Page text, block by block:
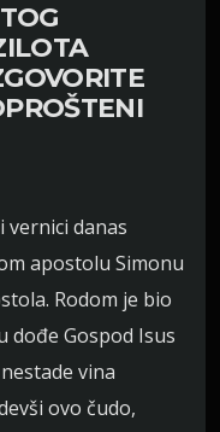
vernici danas
apostolu Simonu
Rodom je bio
dođe Gospod Isus
vina
ovo čudo,